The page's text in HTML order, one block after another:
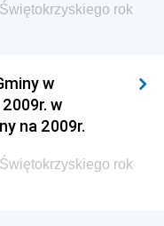
rok
w
w
na 2009r.
rok